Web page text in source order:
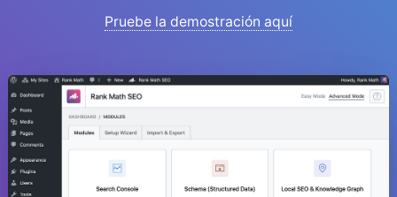
Pruebe la demostración aquí